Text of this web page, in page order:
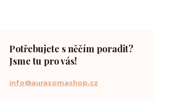
Potřebujete s něčím poradit?
Jsme tu pro vás!
info@aurasomashop.cz